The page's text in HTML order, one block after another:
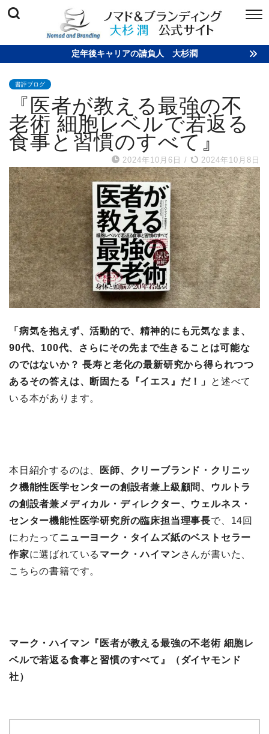
定年後キャリアの請負人 大杉潤
書評ブログ
『医者が教える最強の不
老術 細胞レベルで若返る
食事と習慣のすべて』
2024年10月6日 / 2024年10月8日
「病気を抱えず、活動的で、精神的にも元気なまま、
90代、100代、さらにその先まで生きることは可能な
のではないか？ 長寿と老化の最新研究から得られつつ
あるその答えは、断固たる『イエス』だ！」
と述べて
いる本があります。
本日紹介するのは、
医師、クリーブランド・クリニッ
ク機能性医学センターの創設者兼上級顧問、ウルトラ
の創設者兼メディカル・ディレクター、ウェルネス・
センター機能性医学研究所の臨床担当理事長で、14回
にわたって ニューヨーク・タイムズ紙のベストセラー
作家に選ばれている マーク・ハイマンさんが書いた、
こちらの書籍です。
マーク・ハイマン『医者が教える最強の不老術 細胞レ
ベルで若返る食事と習慣のすべて』（ダイヤモンド
社）